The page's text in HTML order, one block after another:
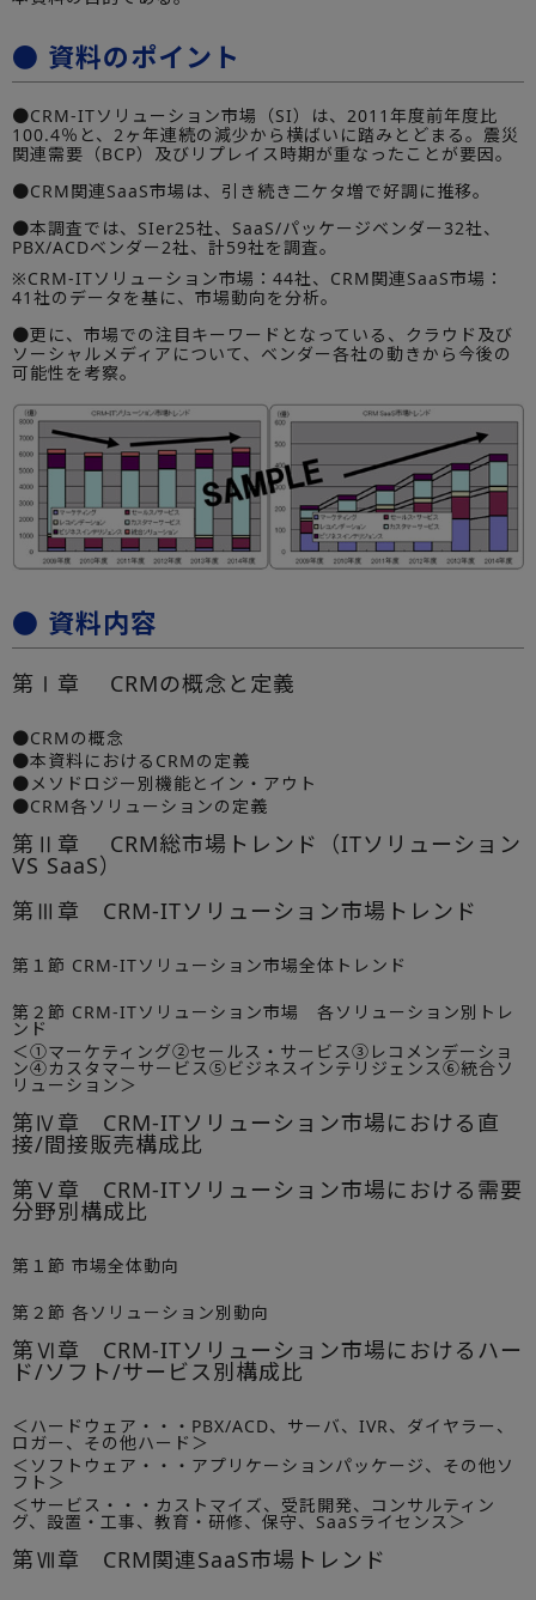
● 資料のポイント
●CRM-ITソリューション市場（SI）は、2011年度前年度比
100.4％と、2ヶ年連続の減少から横ばいに踏みとどまる。震災
関連需要（BCP）及びリプレイス時期が重なったことが要因。
●CRM関連SaaS市場は、引き続き二ケタ増で好調に推移。
●本調査では、SIer25社、SaaS/パッケージベンダー32社、
PBX/ACDベンダー2社、計59社を調査。
※CRM-ITソリューション市場：44社、CRM関連SaaS市場：
41社のデータを基に、市場動向を分析。
●更に、市場での注目キーワードとなっている、クラウド及び
ソーシャルメディアについて、ベンダー各社の動きから今後の
可能性を考察。
● 資料内容
第Ⅰ章 CRMの概念と定義
●CRMの概念
●本資料におけるCRMの定義
●メソドロジー別機能とイン・アウト
●CRM各ソリューションの定義
第Ⅱ章 CRM総市場トレンド（ITソリューション
VS SaaS）
第Ⅲ章 CRM-ITソリューション市場トレンド
第１節 CRM-ITソリューション市場全体トレンド
第２節 CRM-ITソリューション市場 各ソリューション別トレ
ンド
＜①マーケティング②セールス・サービス③レコメンデーショ
ン④カスタマーサービス⑤ビジネスインテリジェンス⑥統合ソ
リューション＞
第Ⅳ章 CRM-ITソリューション市場における直
接/間接販売構成比
第Ⅴ章 CRM-ITソリューション市場における需要
分野別構成比
第１節 市場全体動向
第２節 各ソリューション別動向
第Ⅵ章 CRM-ITソリューション市場におけるハー
ド/ソフト/サービス別構成比
＜ハードウェア・・・PBX/ACD、サーバ、IVR、ダイヤラー、
ロガー、その他ハード＞
＜ソフトウェア・・・アプリケーションパッケージ、その他ソ
フト＞
＜サービス・・・カストマイズ、受託開発、コンサルティン
グ、設置・工事、教育・研修、保守、SaaSライセンス＞
第Ⅶ章 CRM関連SaaS市場トレンド